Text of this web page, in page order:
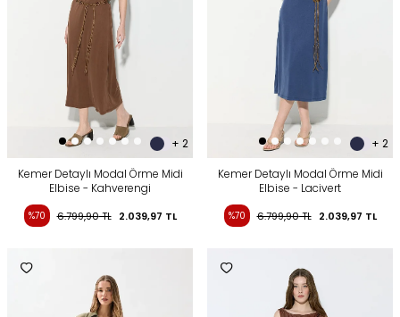
+ 2
Kemer Detaylı Modal Örme Midi
Elbise - Kahverengi
%70 6.799,90TL 2.039,97 TL
+ 2
Kemer Detaylı Modal Örme Midi
Elbise - Lacivert
%70 6.799,90TL 2.039,97 TL